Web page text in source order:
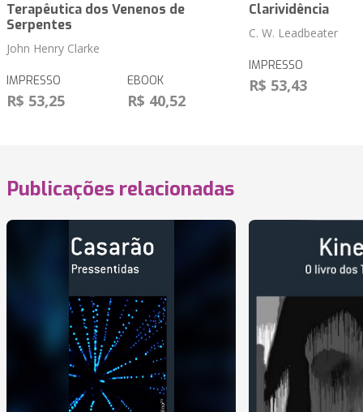
Terapêutica dos Venenos de
Serpentes
John Henry Clarke
IMPRESSO
R$ 53,25
EBOOK
R$ 40,52
Clarividência
C. W. Leadbeater
IMPRESSO
R$ 53,43
Publicações relacionadas